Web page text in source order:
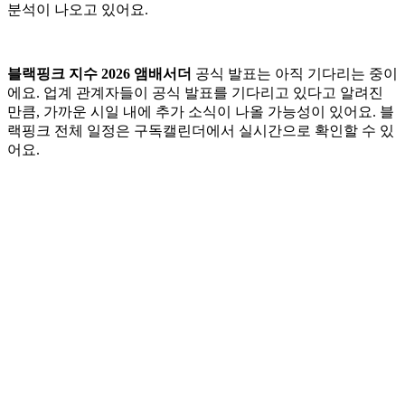
분석이 나오고 있어요.
블랙핑크 지수 2026 앰배서더 공식 발표는 아직 기다리는 중이
에요. 업계 관계자들이 공식 발표를 기다리고 있다고 알려진
만큼, 가까운 시일 내에 추가 소식이 나올 가능성이 있어요. 블
랙핑크 전체 일정은 구독캘린더에서 실시간으로 확인할 수 있
어요.